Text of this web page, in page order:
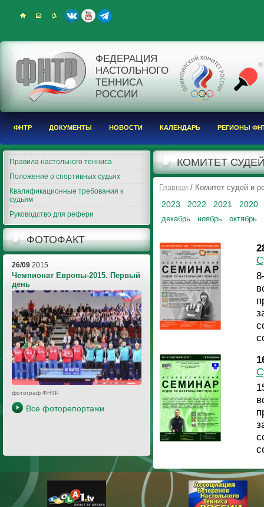
ФЕДЕРАЦИЯ
НАСТОЛЬНОГО
ТЕННИСА
РОССИИ
ФНТР ДОКУМЕНТЫ НОВОСТИ КАЛЕНДАРЬ РЕГИОНЫ
Правила настольного тенниса
Положение о спортивных судьях
Квалификационные требования к
судьям
Руководство для рефери
ФОТОФАКТ
26/09 2015
Чемпионат Европы-2015. Первый
день
фотограф ФНТР
Все фоторепортажи
КОМИТЕТ
Главная / Комитет судей и
2023 2022 2021 2020
декабрь ноябрь октябрь